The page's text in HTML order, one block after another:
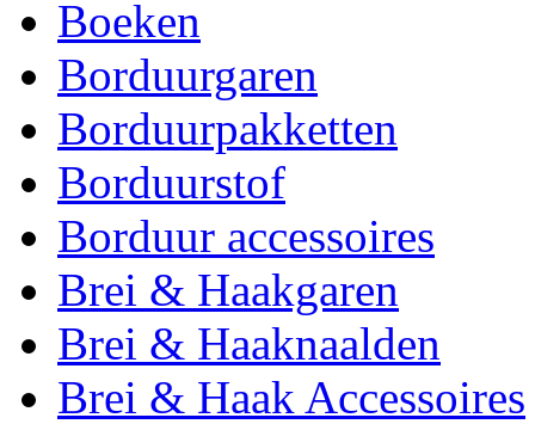
Boeken
Borduurgaren
Borduurpakketten
Borduurstof
Borduur accessoires
Brei & Haakgaren
Brei & Haaknaalden
Brei & Haak Accessoires